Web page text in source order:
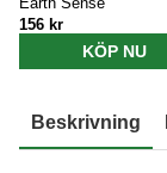
156 kr
KÖP NU
Beskrivning